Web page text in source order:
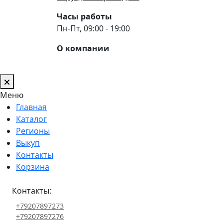
Часы работы
Пн-Пт, 09:00 - 19:00
О компании
Меню
Главная
Каталог
Регионы
Выкуп
Контакты
Корзина
Контакты:
+79207897273
+79207897276